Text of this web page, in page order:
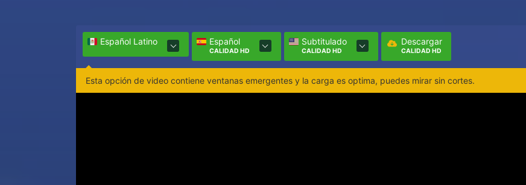
Español Latino Español
CALIDAD HD
Subtitulado
CALIDAD HD
Descargar
CALIDAD HD
Esta opción de video contiene ventanas emergentes y la carga es optima, puedes mirar sin cortes.